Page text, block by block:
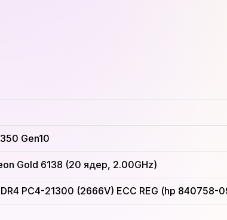
Gen10
Gold 6138 (20 ядер, 2.00GHz)
PC4-21300 (2666V) ECC REG (hp 840758-